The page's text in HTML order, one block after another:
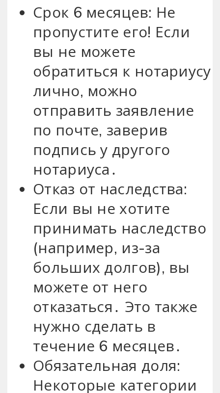
Срок 6 месяцев: Не
пропустите его! Если
вы не можете
обратиться к нотариусу
лично, можно
отправить заявление
по почте, заверив
подпись у другого
нотариуса․
Отказ от наследства:
Если вы не хотите
принимать наследство
(например, из-за
больших долгов), вы
можете от него
отказаться․ Это также
нужно сделать в
течение 6 месяцев․
Обязательная доля:
Некоторые категории